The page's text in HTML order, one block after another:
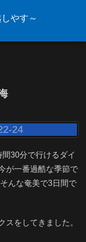
やす～
24
30分で行けるダイ
が一番過酷な季節で
んな奄美で3日間で
スをしてきました。